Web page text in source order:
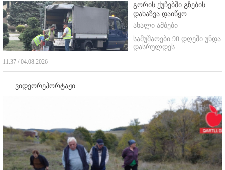
გორის ქუჩებში გზების
დახაზვა დაიწყო
ახალი ამბები
სამუშაოები 90 დღეში უნდა
დასრულდეს
11:37 / 04.08.2026
ვიდეორეპორტაჟი